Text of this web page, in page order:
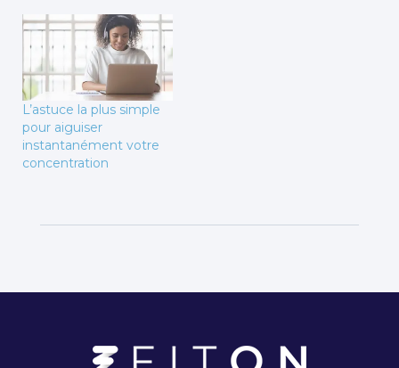
L’astuce la plus simple
pour aiguiser
instantanément votre
concentration